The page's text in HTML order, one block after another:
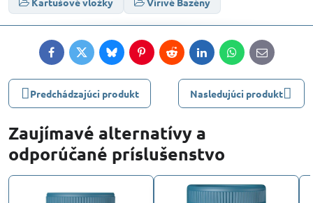
FacebookTwitterBlueskyPinterestRedditLinkedInWhatsApp
E-
mail
Predchádzajúci produkt Nasledujúci produkt
Zaujímavé alternatívy a
odporúčané príslušenstvo